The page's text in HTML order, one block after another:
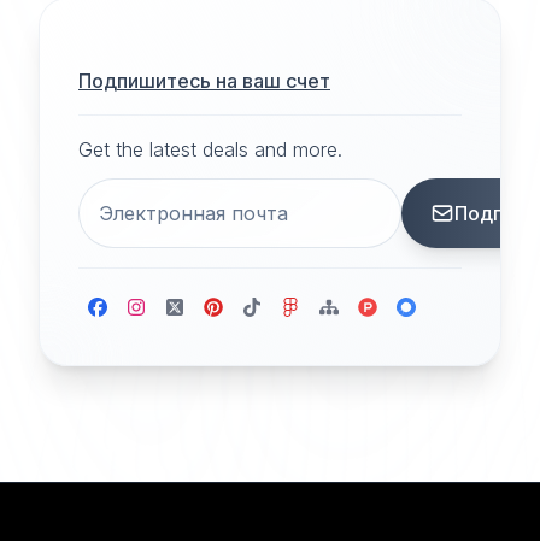
Подпишитесь на ваш счет
Get the latest deals and more.